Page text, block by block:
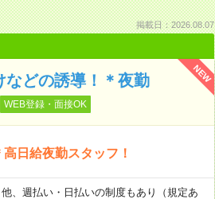
掲載日：2026.08.07
NEW
などの誘導！＊夜勤
WEB登録・面接OK
日給夜勤スタッフ！
、週払い・日払いの制度もあり（規定あ